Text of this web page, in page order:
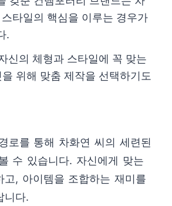
타일의 핵심을 이루는 경우가
.
신의 체형과 스타일에 꼭 맞는
위해 맞춤 제작을 선택하기도
로를 통해 차화연 씨의 세련된
수 있습니다. 자신에게 맞는
고, 아이템을 조합하는 재미를
니다.